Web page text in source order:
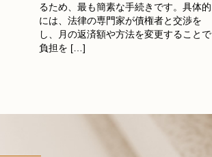
るため、最も簡素な手続きです。具体的
には、法律の専門家が債権者と交渉を
し、月の返済額や方法を変更することで
負担を […]